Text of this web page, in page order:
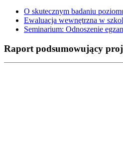
O skutecznym badaniu
Ewaluacja wewnętrzna w
Seminarium: Odnoszenie
Raport podsumowujący